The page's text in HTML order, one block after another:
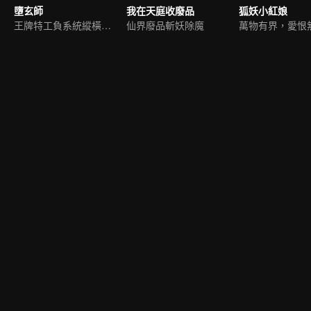
墮玄師
王牌特工負系統縱橫九荒
我在天庭收廢品
仙界廢品斬妖除魔
狐妖小紅娘
萬物有界，愛恨